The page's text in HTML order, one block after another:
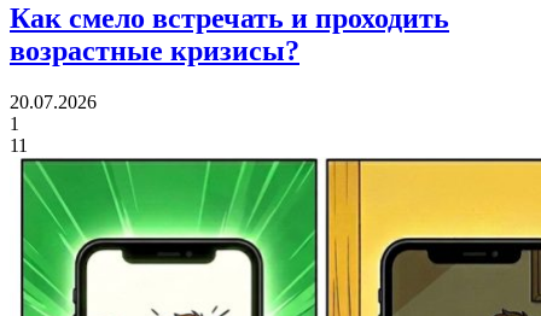
Как смело встречать и проходить
возрастные кризисы?
20.07.2026
1
11